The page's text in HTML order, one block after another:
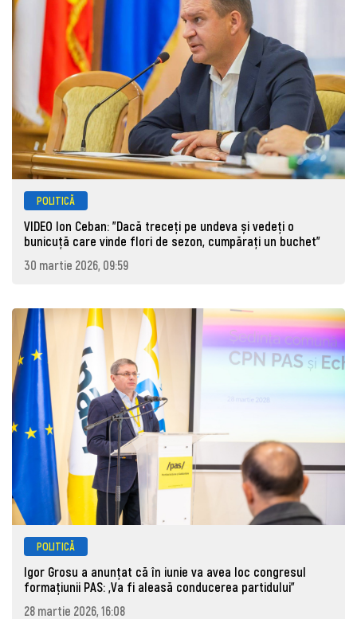
POLITICĂ
VIDEO Ion Ceban: "Dacă treceți pe undeva și vedeți o
bunicuță care vinde flori de sezon, cumpărați un buchet"
30 martie 2026, 09:59
POLITICĂ
Igor Grosu a anunțat că în iunie va avea loc congresul
formațiunii PAS: „Va fi aleasă conducerea partidului”
28 martie 2026, 16:08